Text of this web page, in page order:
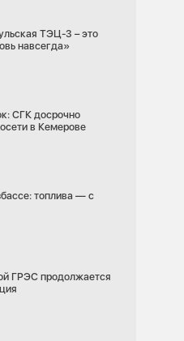
ТЭЦ-3 – это
навсегда»
СГК досрочно
в Кемерове
топлива — с
ГРЭС продолжается